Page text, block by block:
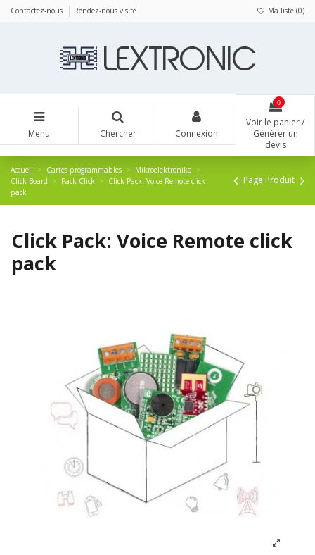
Contactez-nous Rendez-nous visite Ma liste (0)
Menu Chercher Connexion
0
Voir le panier /
Générer un
devis
Accueil Cartes programmables
Mikroelektronika
Click Board
Pack Click
Click Pack: Voice Remote click
pack
Page Produit
Click Pack: Voice Remote click
pack
Panneau de gestion des cookies